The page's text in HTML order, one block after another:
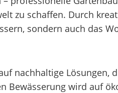
zu schaffen. Durch
sondern auch das
nachhaltige
wird auf